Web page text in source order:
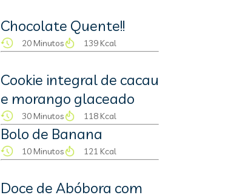
Chocolate Quente!!
20 Minutos 139 Kcal
Cookie integral de cacau
e morango glaceado
30 Minutos 118 Kcal
Bolo de Banana
10 Minutos 121 Kcal
Doce de Abóbora com